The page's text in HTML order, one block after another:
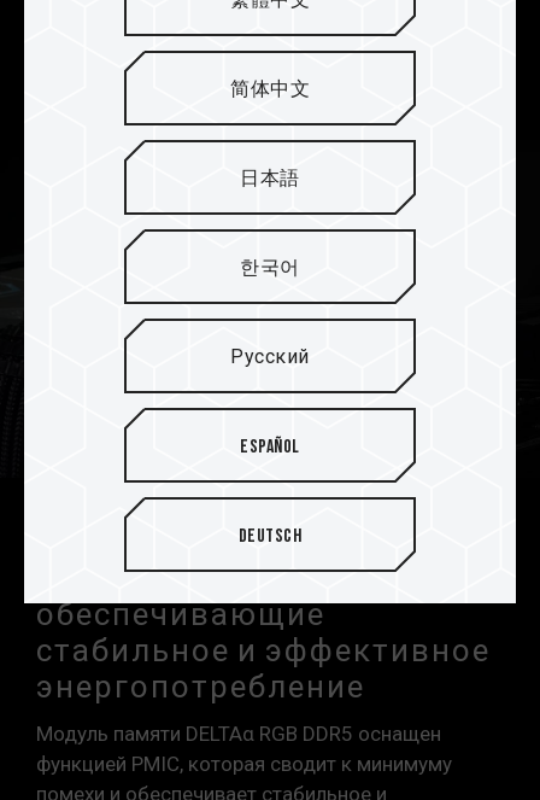
профессиональным теплопроводящим
кремнием, усиленным охлаждением PMIC и
эффективными, стабильными функциями PMIC.
Интегральные схемы
управления питанием (PMIC),
обеспечивающие
стабильное и эффективное
энергопотребление
Модуль памяти DELTAα RGB DDR5 оснащен
функцией PMIC, которая сводит к минимуму
помехи и обеспечивает стабильное и
简体中文
日本語
한국어
Русский
Español
Deutsch